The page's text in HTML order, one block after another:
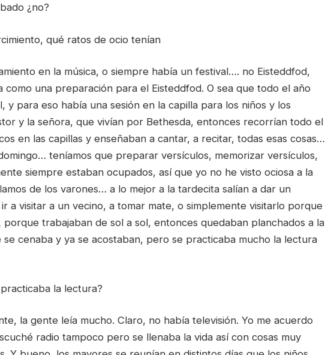
¿no?
qué ratos de ocio tenían
en la música, o siempre había un festival…. no Eisteddfod,
como una preparación para el Eisteddfod. O sea que todo el año
y para eso había una sesión en la capilla para los niños y los
y la señora, que vivían por Bethesda, entonces recorrían todo el
en las capillas y enseñaban a cantar, a recitar, todas esas cosas…
teníamos que preparar versículos, memorizar versículos,
siempre estaban ocupados, así que yo no he visto ociosa a la
de los varones… a lo mejor a la tardecita salían a dar un
a visitar a un vecino, a tomar mate, o simplemente visitarlo porque
trabajaban de sol a sol, entonces quedaban planchados a la
se cenaba y ya se acostaban, pero se practicaba mucho la lectura
la lectura?
la gente leía mucho. Claro, no había televisión. Yo me acuerdo
radio tampoco pero se llenaba la vida así con cosas muy